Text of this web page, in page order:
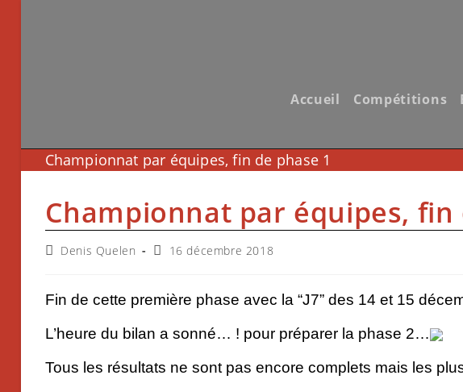
Accueil Compétitions
Championnat par équipes, fin de phase 1
Championnat par équipes, fin
Auteur/autrice
publication :
Denis Quelen
Publication
16 décembre 2018
Fin de cette première phase avec la “J7” des 14 et 15
L’heure du bilan a sonné… ! pour préparer la phase 2…
Tous les résultats ne sont pas encore complets mais les